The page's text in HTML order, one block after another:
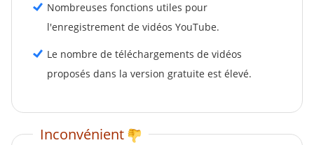
Nombreuses fonctions utiles pour
l'enregistrement de vidéos YouTube.
Le nombre de téléchargements de vidéos
proposés dans la version gratuite est élevé.
Inconvénient